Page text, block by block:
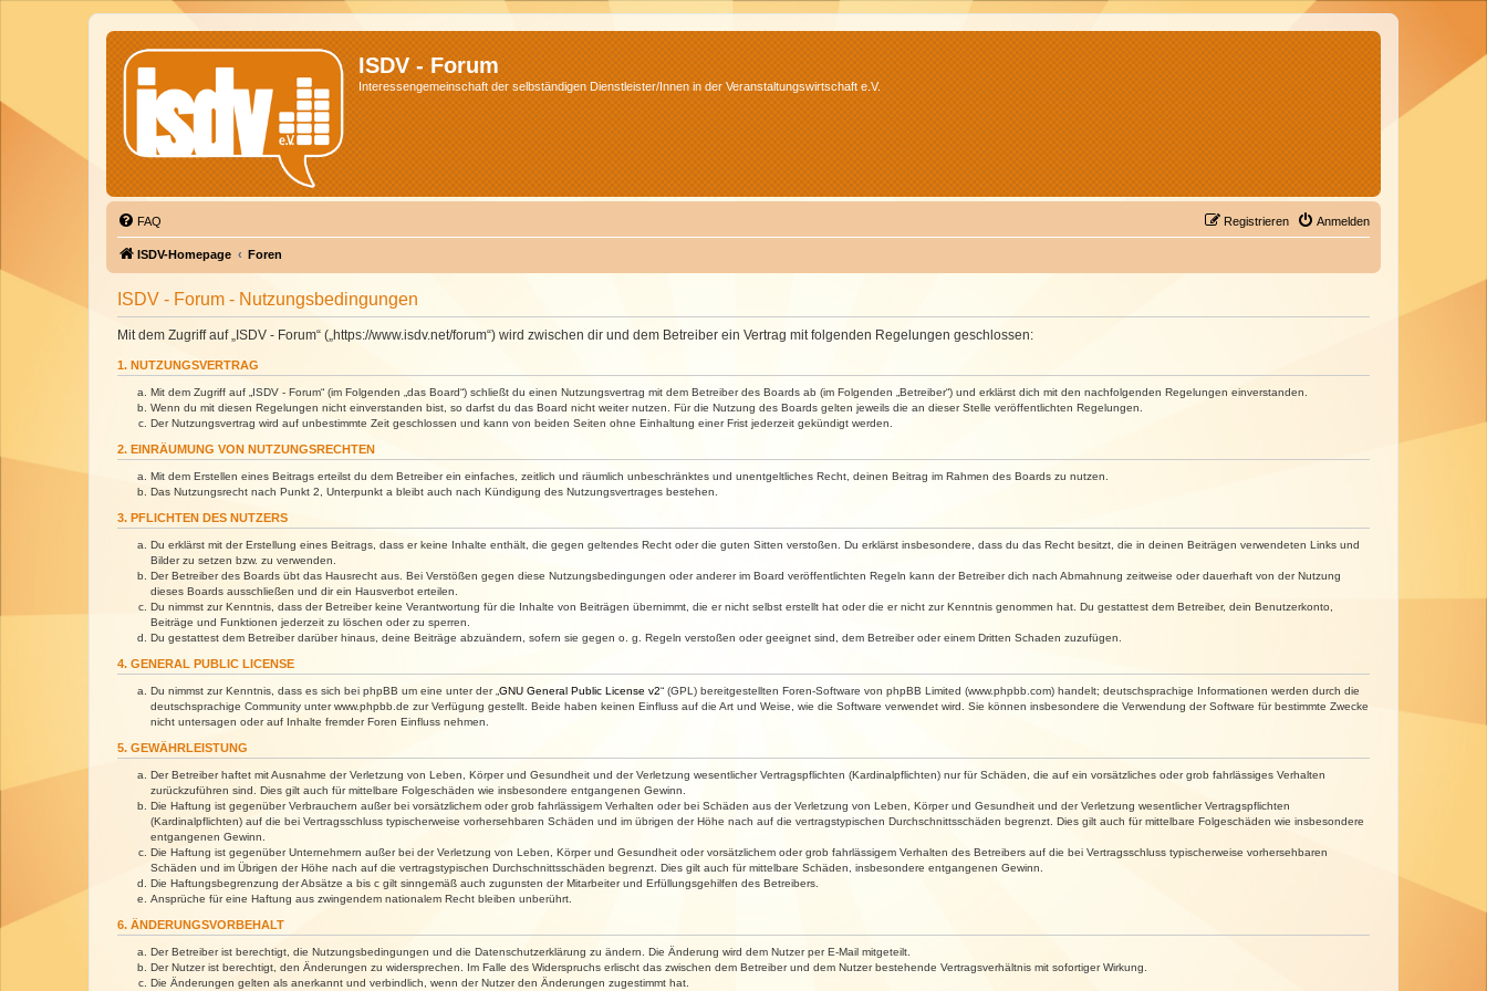
ISDV - Forum
Interessengemeinschaft der selbständigen Dienstleister/Innen in der Veranstaltungswirtschaft e.V.
FAQ Anmelden
Registrieren
ISDV-Homepage Foren
ISDV - Forum - Nutzungsbedingungen
Mit dem Zugriff auf „ISDV - Forum“ („https://www.isdv.net/forum“) wird zwischen dir und dem Betreiber ein Vertrag mit folgenden Regelungen geschlossen:
1. NUTZUNGSVERTRAG
Mit dem Zugriff auf „ISDV - Forum“ (im Folgenden „das Board“) schließt du einen Nutzungsvertrag mit dem Betreiber des Boards ab (im Folgenden „Betreiber“) und erklärst dich mit den nachfolgenden Regelungen einverstanden.
Wenn du mit diesen Regelungen nicht einverstanden bist, so darfst du das Board nicht weiter nutzen. Für die Nutzung des Boards gelten jeweils die an dieser Stelle veröffentlichten Regelungen.
Der Nutzungsvertrag wird auf unbestimmte Zeit geschlossen und kann von beiden Seiten ohne Einhaltung einer Frist jederzeit gekündigt werden.
2. EINRÄUMUNG VON NUTZUNGSRECHTEN
Mit dem Erstellen eines Beitrags erteilst du dem Betreiber ein einfaches, zeitlich und räumlich unbeschränktes und unentgeltliches Recht, deinen Beitrag im Rahmen des Boards zu nutzen.
Das Nutzungsrecht nach Punkt 2, Unterpunkt a bleibt auch nach Kündigung des Nutzungsvertrages bestehen.
3. PFLICHTEN DES NUTZERS
Du erklärst mit der Erstellung eines Beitrags, dass er keine Inhalte enthält, die gegen geltendes Recht oder die guten Sitten verstoßen. Du erklärst insbesondere, dass du das Recht besitzt, die in deinen Beiträgen verwendeten Links und
Bilder zu setzen bzw. zu verwenden.
Der Betreiber des Boards übt das Hausrecht aus. Bei Verstößen gegen diese Nutzungsbedingungen oder anderer im Board veröffentlichten Regeln kann der Betreiber dich nach Abmahnung zeitweise oder dauerhaft von der Nutzung
dieses Boards ausschließen und dir ein Hausverbot erteilen.
Du nimmst zur Kenntnis, dass der Betreiber keine Verantwortung für die Inhalte von Beiträgen übernimmt, die er nicht selbst erstellt hat oder die er nicht zur Kenntnis genommen hat. Du gestattest dem Betreiber, dein Benutzerkonto,
Beiträge und Funktionen jederzeit zu löschen oder zu sperren.
Du gestattest dem Betreiber darüber hinaus, deine Beiträge abzuändern, sofern sie gegen o. g. Regeln verstoßen oder geeignet sind, dem Betreiber oder einem Dritten Schaden zuzufügen.
4. GENERAL PUBLIC LICENSE
Du nimmst zur Kenntnis, dass es sich bei phpBB um eine unter der „ GNU General Public License v2“ (GPL) bereitgestellten Foren-Software von phpBB Limited (www.phpbb.com) handelt; deutschsprachige Informationen werden durch die
deutschsprachige Community unter www.phpbb.de zur Verfügung gestellt. Beide haben keinen Einfluss auf die Art und Weise, wie die Software verwendet wird. Sie können insbesondere die Verwendung der Software für bestimmte Zwecke
nicht untersagen oder auf Inhalte fremder Foren Einfluss nehmen.
5. GEWÄHRLEISTUNG
Der Betreiber haftet mit Ausnahme der Verletzung von Leben, Körper und Gesundheit und der Verletzung wesentlicher Vertragspflichten (Kardinalpflichten) nur für Schäden, die auf ein vorsätzliches oder grob fahrlässiges Verhalten
zurückzuführen sind. Dies gilt auch für mittelbare Folgeschäden wie insbesondere entgangenen Gewinn.
Die Haftung ist gegenüber Verbrauchern außer bei vorsätzlichem oder grob fahrlässigem Verhalten oder bei Schäden aus der Verletzung von Leben, Körper und Gesundheit und der Verletzung wesentlicher Vertragspflichten
(Kardinalpflichten) auf die bei Vertragsschluss typischerweise vorhersehbaren Schäden und im übrigen der Höhe nach auf die vertragstypischen Durchschnittsschäden begrenzt. Dies gilt auch für mittelbare Folgeschäden wie insbesondere
entgangenen Gewinn.
Die Haftung ist gegenüber Unternehmern außer bei der Verletzung von Leben, Körper und Gesundheit oder vorsätzlichem oder grob fahrlässigem Verhalten des Betreibers auf die bei Vertragsschluss typischerweise vorhersehbaren
Schäden und im Übrigen der Höhe nach auf die vertragstypischen Durchschnittsschäden begrenzt. Dies gilt auch für mittelbare Schäden, insbesondere entgangenen Gewinn.
Die Haftungsbegrenzung der Absätze a bis c gilt sinngemäß auch zugunsten der Mitarbeiter und Erfüllungsgehilfen des Betreibers.
Ansprüche für eine Haftung aus zwingendem nationalem Recht bleiben unberührt.
6. ÄNDERUNGSVORBEHALT
Der Betreiber ist berechtigt, die Nutzungsbedingungen und die Datenschutzerklärung zu ändern. Die Änderung wird dem Nutzer per E-Mail mitgeteilt.
Der Nutzer ist berechtigt, den Änderungen zu widersprechen. Im Falle des Widerspruchs erlischt das zwischen dem Betreiber und dem Nutzer bestehende Vertragsverhältnis mit sofortiger Wirkung.
Die Änderungen gelten als anerkannt und verbindlich, wenn der Nutzer den Änderungen zugestimmt hat.